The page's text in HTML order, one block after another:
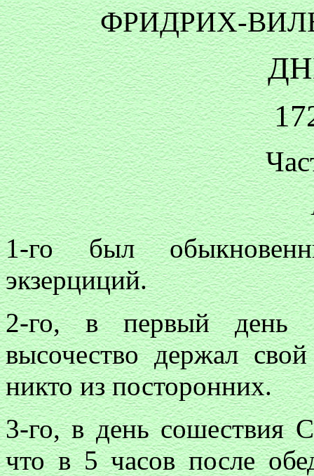
ФРИДРИХ-
1-го был
экзерциций.
2-го, в первый день
высочество держал
никто из посторонних.
3-го, в день сошествия
что в 5 часов после